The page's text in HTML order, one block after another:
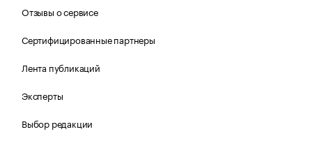
Отзывы о сервисе
Сертифицированные партнеры
Лента публикаций
Эксперты
Выбор редакции